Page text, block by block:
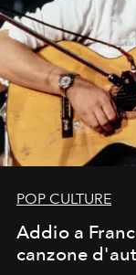
POP CULTURE
Addio a
canzone